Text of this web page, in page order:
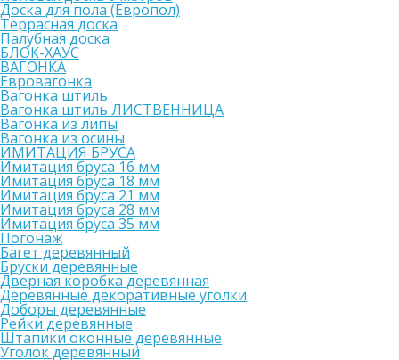
Доска для пола (Европол)
Террасная доска
Палубная доска
БЛОК-ХАУС
ВАГОНКА
Евровагонка
Вагонка штиль
Вагонка штиль ЛИСТВЕННИЦА
Вагонка из липы
Вагонка из осины
ИМИТАЦИЯ БРУСА
Имитация бруса 16 мм
Имитация бруса 18 мм
Имитация бруса 21 мм
Имитация бруса 28 мм
Имитация бруса 35 мм
Погонаж
Багет деревянный
Бруски деревянные
Дверная коробка деревянная
Деревянные декоративные уголки
Доборы деревянные
Рейки деревянные
Штапики оконные деревянные
Уголок деревянный